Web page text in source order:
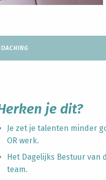
je dit?
Je zet je talenten minder
OR werk.
Het Dagelijks Bestuur
team.